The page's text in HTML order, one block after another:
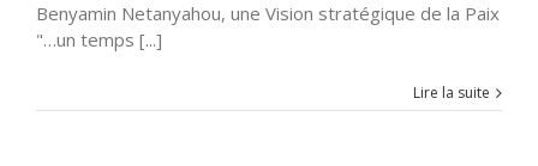
Benyamin Netanyahou, une Vision stratégique de la Paix
"…un temps [...]
Lire la suite